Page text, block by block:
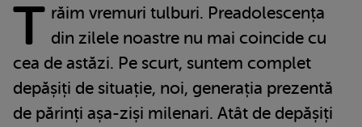
T răim vremuri tulburi. Preadolescența
din zilele noastre nu mai coincide cu
cea de astăzi. Pe scurt, suntem complet
depășiți de situație, noi, generația prezentă
de părinți așa-ziși milenari. Atât de depășiți